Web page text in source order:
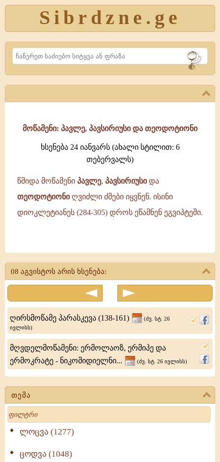
Sibrdzne.ge
Search
თემა
Search
ლოცვა (1277)
ცოდვა (1048)
მოწამენი: პავლე, პავსირიუსი და თეოდოტიონი
ხსენება 24 იანვარს (ახალი სტილით: 6
თებერვალს)
წმიდა მოწამენი პავლე, პავსირიუსიდა
თეოდოტიონიღვიძლი ძმები იყვნენ. ისინი
დიოკლეტიანეს (284-305) დროს ეწამნენ ეგვიპტეში.
პავსირიუსი
თეოდოტიონი
08 აგვისტოს არის ხსენება:
ღირსმოწამე პარასკევა (138-161)
(ძვ. სტ. 26
ივლისს)
მღვდელმოწამენი: ერმოლაოზ, ერმიპე და
ერმოკრატე - ნიკომიდიელნი...
(ძვ. სტ. 26 ივლისს)